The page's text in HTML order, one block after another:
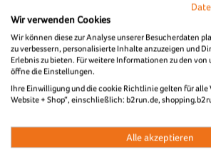
eine reservierte Biertischgarnitur
Point-Area*
Präsentation des Logos in der
Übersicht auf den LED-Wänden
dem Eventgelände)
ein Parkschein für den
Zusätzliche Startplätze sowie
Wir verwenden Cookies
Wir können diese zur Analyse unserer Besucherdaten
zu verbessern, personalisierte Inhalte anzuzeigen und
Erlebnis zu bieten. Für weitere Informationen zu den von
öffne die Einstellungen.
Ihre Einwilligung und die cookie Richtlinie gelten für alle
Website + Shop“, einschließlich: b2run.de,
Alle akzeptieren